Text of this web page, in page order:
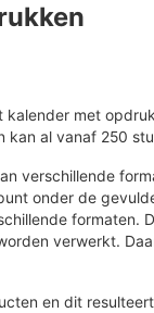
met
al vanaf 250
verschillende
onder de
formaten.
verwerkt.
en dit